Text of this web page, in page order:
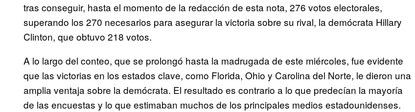
tras conseguir, hasta el momento de la redacción de esta nota, 276 votos electorales,
superando los 270 necesarios para asegurar la victoria sobre su rival, la demócrata Hillary
Clinton, que obtuvo 218 votos.
A lo largo del conteo, que se prolongó hasta la madrugada de este miércoles, fue evidente
que las victorias en los estados clave, como Florida, Ohio y Carolina del Norte, le dieron una
amplia ventaja sobre la demócrata. El resultado es contrario a lo que predecían la mayoría
de las encuestas y lo que estimaban muchos de los principales medios estadounidenses.